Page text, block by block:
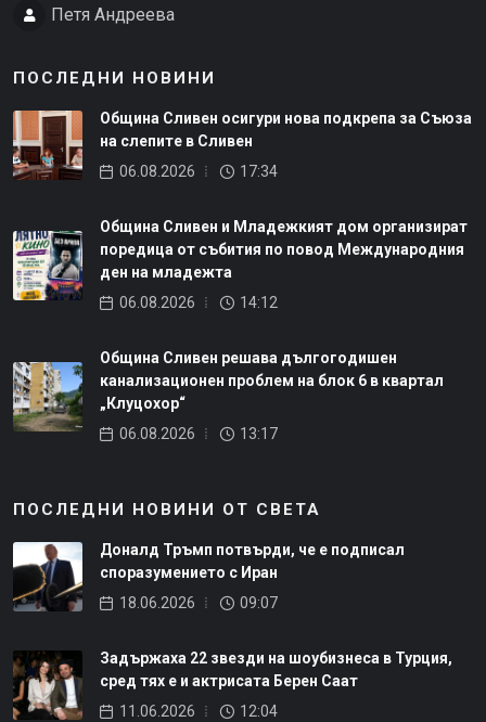
Петя Андреева
ПОСЛЕДНИ НОВИНИ
Община Сливен осигури нова подкрепа за Съюза
на слепите в Сливен
06.08.2026
17:34
Община Сливен и Младежкият дом организират
поредица от събития по повод Международния
ден на младежта
06.08.2026
14:12
Община Сливен решава дългогодишен
канализационен проблем на блок 6 в квартал
„Клуцохор“
06.08.2026
13:17
ПОСЛЕДНИ НОВИНИ ОТ СВЕТА
Доналд Тръмп потвърди, че е подписал
споразумението с Иран
18.06.2026
09:07
Задържаха 22 звезди на шоубизнеса в Турция,
сред тях е и актрисата Берен Саат
11.06.2026
12:04